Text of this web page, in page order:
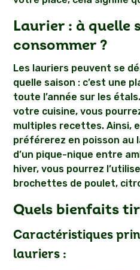
Laurier : à quelle
consommer ?
Les lauriers peuvent se
quelle saison : c’est une
toute l’année sur les
votre cuisine, vous
multiples recettes. Ainsi,
préférerez en poisson au
d’un pique-nique entre
hiver, vous pourrez
brochettes de poulet,
Quels bienfaits
Caractéristiques
lauriers :